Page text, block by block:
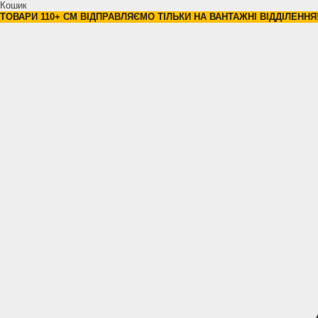
Кошик
ТОВАРИ 110+ СМ ВІДПРАВЛЯЄМО ТІЛЬКИ НА ВАНТАЖНІ